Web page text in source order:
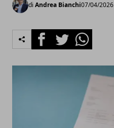
di Andrea Bianchi07/04/2026
FacebookTwitterWhatsapp